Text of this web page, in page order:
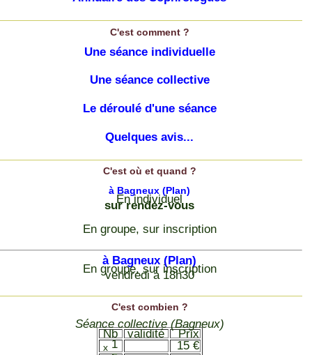
C'est comment ?
Une séance individuelle
Une séance collective
Le déroulé d'une séance
Quelques avis...
C'est où et quand ?
à Bagneux (Plan)
En individuel
sur rendez-vous
En groupe, sur inscription
à Bagneux (Plan)
En groupe, sur inscription
vendredi à 18h30
C'est combien ?
Séance collective (Bagneux)
Nb validité Prix
x1
15 €